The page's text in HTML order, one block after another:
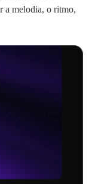
a melodia, o ritmo,